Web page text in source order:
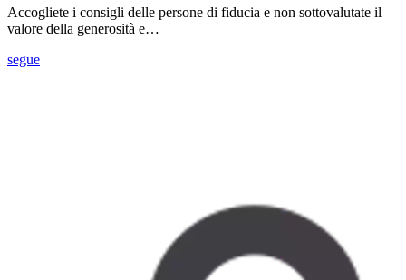
Accogliete i consigli delle persone di fiducia e non sottovalutate il
valore della generosità e…
segue